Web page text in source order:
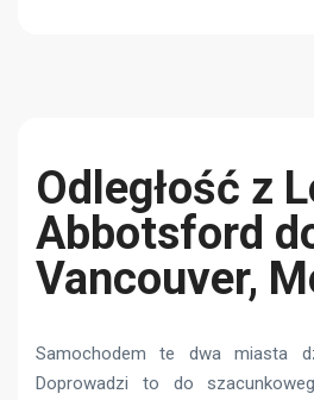
Odległość z
Abbotsford
Vancouver,
Samochodem te dwa miasta
Doprowadzi to do